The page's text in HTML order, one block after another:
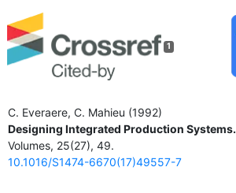
1
C. Everaere, C. Mahieu (1992)
Designing Integrated Production Systems.
Volumes, 25(27), 49.
10.1016/S1474-6670(17)49557-7